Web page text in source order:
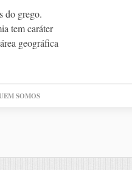
do grego.
tem caráter
geográfica
SOMOS